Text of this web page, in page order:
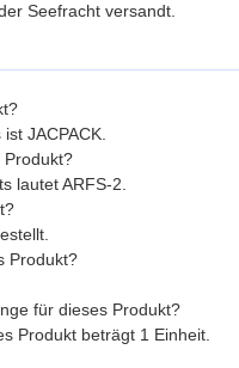
Seefracht versandt.
JACPACK.
Produkt?
lautet ARFS-2.
Produkt?
für dieses Produkt?
Produkt beträgt 1 Einheit.